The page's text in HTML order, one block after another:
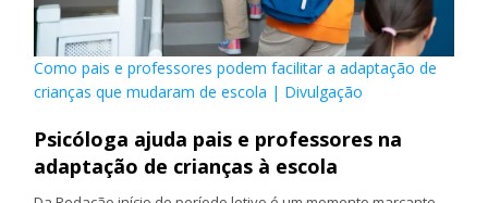
Como pais e professores podem facilitar a adaptação de
crianças que mudaram de escola | Divulgação
Psicóloga ajuda pais e professores na
adaptação de crianças à escola